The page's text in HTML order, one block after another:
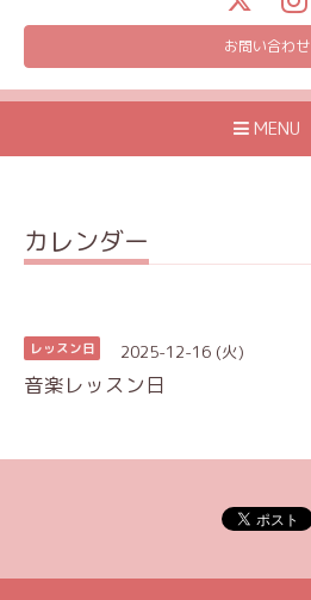
お問い合わせ
MENU
カレンダー
レッスン日 2025-12-16 (火)
音楽レッスン日